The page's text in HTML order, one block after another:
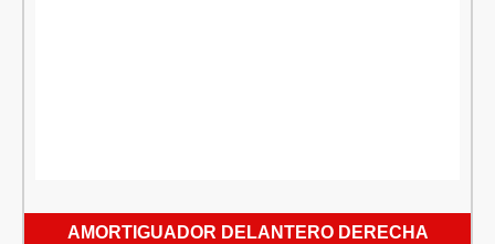
AMORTIGUADOR DELANTERO DERECHA